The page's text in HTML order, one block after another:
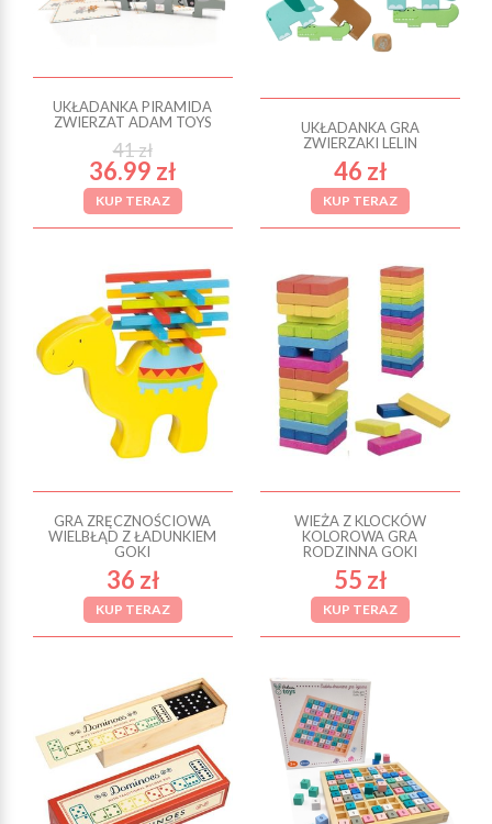
UKŁADANKA PIRAMIDA
ZWIERZAT ADAM TOYS
41 zł
36.99 zł
KUP TERAZ
UKŁADANKA GRA
ZWIERZAKI LELIN
46 zł
KUP TERAZ
GRA ZRĘCZNOŚCIOWA
WIELBŁĄD Z ŁADUNKIEM
GOKI
36 zł
KUP TERAZ
WIEŻA Z KLOCKÓW
KOLOROWA GRA
RODZINNA GOKI
55 zł
KUP TERAZ